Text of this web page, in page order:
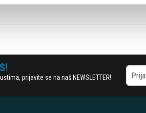
prijavite se na naš NEWSLETTER!